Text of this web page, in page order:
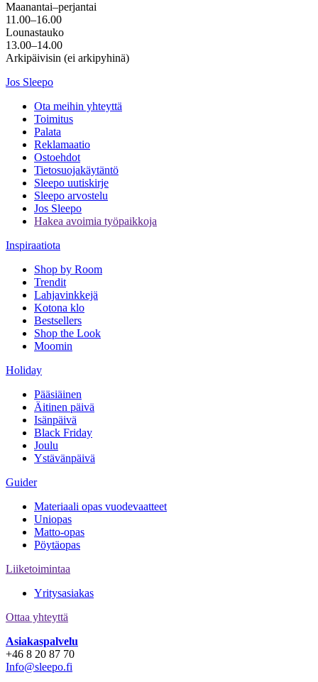
Maanantai–perjantai
11.00–16.00
Lounastauko
13.00–14.00
Arkipäivisin (ei arkipyhinä)
Jos Sleepo
Ota meihin yhteyttä
Toimitus
Palata
Reklamaatio
Ostoehdot
Tietosuojakäytäntö
Sleepo uutiskirje
Sleepo arvostelu
Jos Sleepo
Hakea avoimia työpaikkoja
Inspiraatiota
Shop by Room
Trendit
Lahjavinkkejä
Kotona klo
Bestsellers
Shop the Look
Moomin
Holiday
Pääsiäinen
Äitinen päivä
Isänpäivä
Black Friday
Joulu
Ystävänpäivä
Guider
Materiaali opas vuodevaatteet
Uniopas
Matto-opas
Pöytäopas
Liiketoimintaa
Yritysasiakas
Ottaa yhteyttä
Asiakaspalvelu
+46 8 20 87 70
Info@sleepo.fi